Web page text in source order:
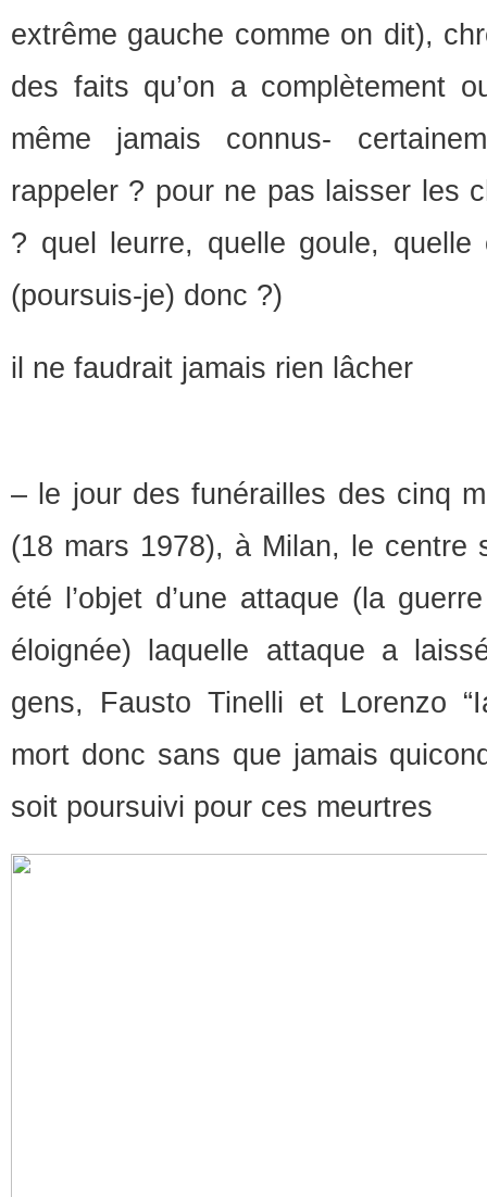
extrême gauche comme on dit),
des faits qu’on a complètement
même jamais connus-
rappeler ? pour ne pas laisser les
? quel leurre, quelle goule, quelle
(poursuis-je) donc ?)
il ne faudrait jamais rien lâcher
– le jour des funérailles des cinq
(18 mars 1978), à Milan, le centre
été l’objet d’une attaque (la
éloignée) laquelle attaque a
gens, Fausto Tinelli et Lorenzo
mort donc sans que jamais
soit poursuivi pour ces meurtres